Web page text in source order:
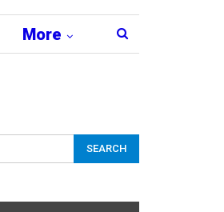
More